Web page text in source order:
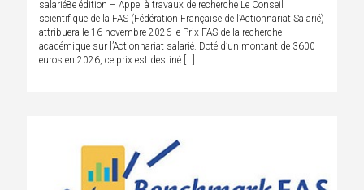
salarié8e édition – Appel à travaux de recherche Le Conseil
scientifique de la FAS (Fédération Française de l’Actionnariat Salarié)
attribuera le 16 novembre 2026 le Prix FAS de la recherche
académique sur l’Actionnariat salarié. Doté d’un montant de 3600
euros en 2026, ce prix est destiné […]